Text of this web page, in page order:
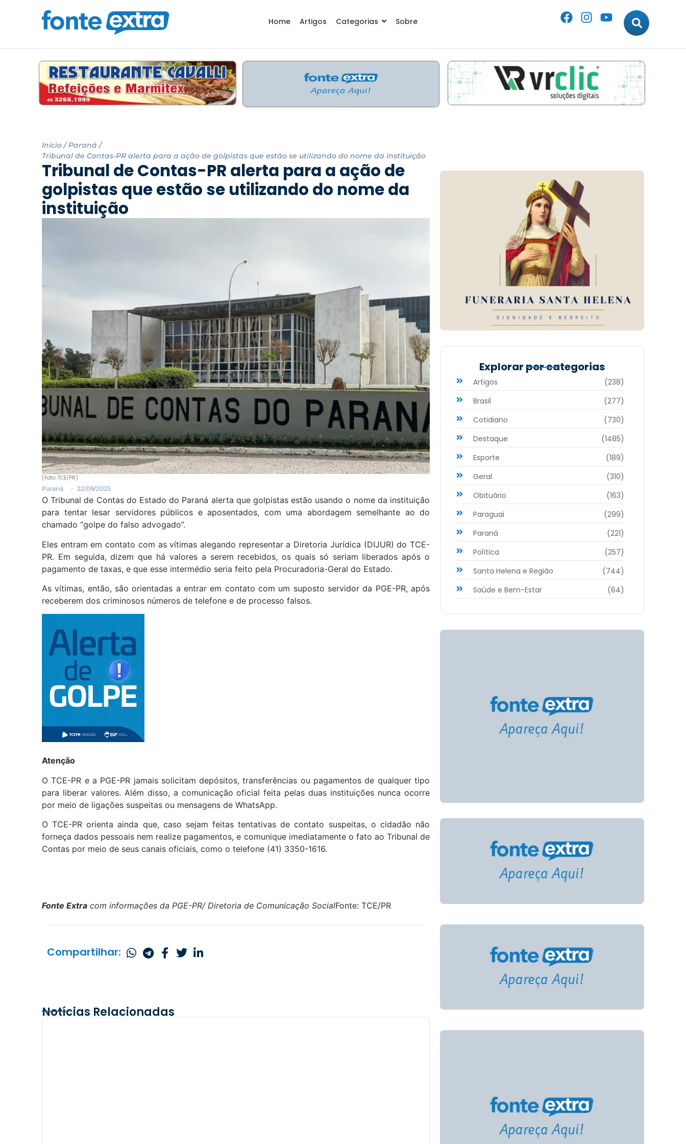
Home Artigos Categorias Sobre
Início / Paraná /
Tribunal de Contas-PR alerta para a ação de golpistas que estão se utilizando do nome da instituição
Tribunal de Contas-PR alerta para a ação de
golpistas que estão se utilizando do nome da
instituição
(Foto: TCE/PR)
Paraná
- 22/09/2025
O Tribunal de Contas do Estado do Paraná alerta que golpistas estão usando o nome da instituição
para tentar lesar servidores públicos e aposentados, com uma abordagem semelhante ao do
chamado “golpe do falso advogado”.
Eles entram em contato com as vítimas alegando representar a Diretoria Jurídica (DIJUR) do TCE-
PR. Em seguida, dizem que há valores a serem recebidos, os quais só seriam liberados após o
pagamento de taxas, e que esse intermédio seria feito pela Procuradoria-Geral do Estado.
As vítimas, então, são orientadas a entrar em contato com um suposto servidor da PGE-PR, após
receberem dos criminosos números de telefone e de processo falsos.
Atenção
O TCE-PR e a PGE-PR jamais solicitam depósitos, transferências ou pagamentos de qualquer tipo
para liberar valores. Além disso, a comunicação oficial feita pelas duas instituições nunca ocorre
por meio de ligações suspeitas ou mensagens de WhatsApp.
O TCE-PR orienta ainda que, caso sejam feitas tentativas de contato suspeitas, o cidadão não
forneça dados pessoais nem realize pagamentos, e comunique imediatamente o fato ao Tribunal de
Contas por meio de seus canais oficiais, como o telefone (41) 3350-1616.
Fonte Extra com informações da PGE-PR/ Diretoria de Comunicação SocialFonte: TCE/PR
Compartilhar:
Notícias Relacionadas
Explorar por categorias
Artigos
(238)
Brasil
(277)
Cotidiano
(730)
Destaque
(1485)
Esporte
(189)
Geral
(310)
Obituário
(163)
Paraguai
(299)
Paraná
(221)
Política
(257)
Santa Helena e Região
(744)
Saúde e Bem-Estar
(64)